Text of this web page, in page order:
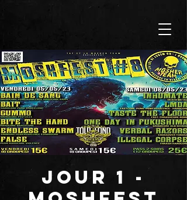
JOUR 1 -